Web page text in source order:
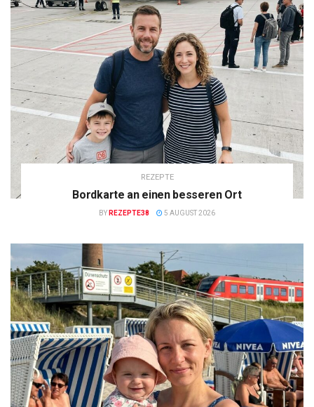
REZEPTE
Bordkarte an einen besseren Ort
BY REZEPTE38 5 AUGUST 2026